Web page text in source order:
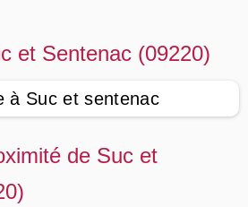
et Sentenac (09220)
à Suc et sentenac
de Suc et